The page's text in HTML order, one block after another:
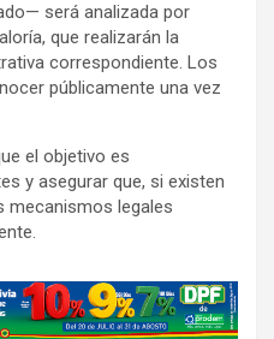
será analizada por
que realizarán la
correspondiente. Los
públicamente una vez
el objetivo es
y asegurar que, si existen
mecanismos legales